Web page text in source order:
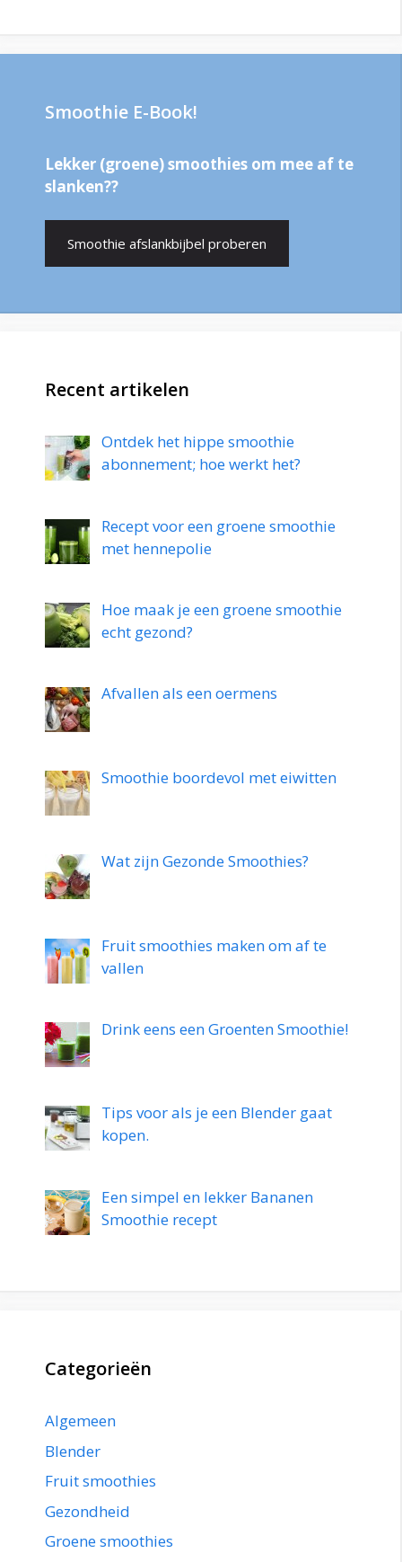
Smoothie E-Book!
Lekker (groene) smoothies om mee af te
slanken??
Smoothie afslankbijbel proberen
Recent artikelen
Ontdek het hippe smoothie
abonnement; hoe werkt het?
Recept voor een groene smoothie
met hennepolie
Hoe maak je een groene smoothie
echt gezond?
Afvallen als een oermens
Smoothie boordevol met eiwitten
Wat zijn Gezonde Smoothies?
Fruit smoothies maken om af te
vallen
Drink eens een Groenten Smoothie!
Tips voor als je een Blender gaat
kopen.
Een simpel en lekker Bananen
Smoothie recept
Categorieën
Algemeen
Blender
Fruit smoothies
Gezondheid
Groene smoothies